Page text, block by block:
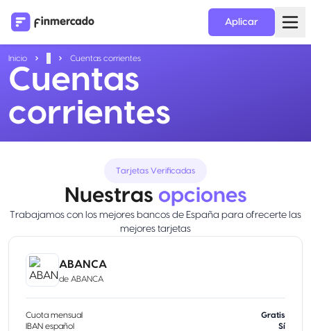
Aplicar
Inicio Cuentas corrientes
Cuentas
corrientes
Tarjetas Verificadas
Nuestras opciones
Trabajamos con los mejores bancos de España para ofrecerte las
mejores tarjetas
ABANCA
de ABANCA
Cuota mensual
Gratis
IBAN español
Sí